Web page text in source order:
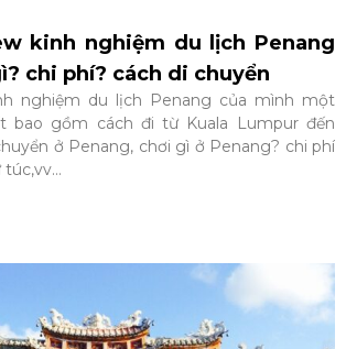
kinh nghiệm du lịch Penang
chi phí? cách di chuyển
nghiệm du lịch Penang của mình một
bao gồm cách đi từ Kuala Lumpur đến
ở Penang, chơi gì ở Penang? chi phí
túc,vv…